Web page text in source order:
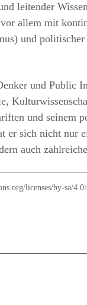
leitender
allem mit
und
und Public
und seinem
sich nicht nur
auch
licenses/by-sa/